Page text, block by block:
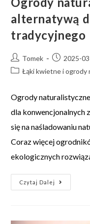
alternatywą
tradycyjnego
Tomek
2025-
Łąki kwietne i ogrody
Ogrody
dla konwencjonalnych
się na naśladowaniu
Coraz więcej
ekologicznych
Czytaj Dalej